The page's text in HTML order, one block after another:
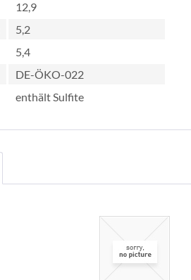
12,9
5,2
5,4
DE-ÖKO-022
enthält Sulfite